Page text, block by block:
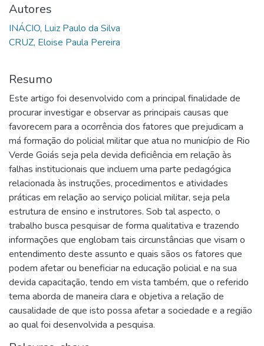
Autores
INÁCIO, Luiz Paulo da Silva
CRUZ, Eloise Paula Pereira
Resumo
Este artigo foi desenvolvido com a principal finalidade de
procurar investigar e observar as principais causas que
favorecem para a ocorrência dos fatores que prejudicam a
má formação do policial militar que atua no município de Rio
Verde Goiás seja pela devida deficiência em relação às
falhas institucionais que incluem uma parte pedagógica
relacionada às instruções, procedimentos e atividades
práticas em relação ao serviço policial militar, seja pela
estrutura de ensino e instrutores. Sob tal aspecto, o
trabalho busca pesquisar de forma qualitativa e trazendo
informações que englobam tais circunstâncias que visam o
entendimento deste assunto e quais sãos os fatores que
podem afetar ou beneficiar na educação policial e na sua
devida capacitação, tendo em vista também, que o referido
tema aborda de maneira clara e objetiva a relação de
causalidade de que isto possa afetar a sociedade e a região
ao qual foi desenvolvida a pesquisa.